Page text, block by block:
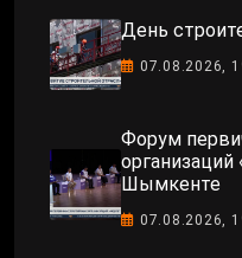
День
07.08.2026,
Форум
организаций
Шымкенте
07.08.2026,